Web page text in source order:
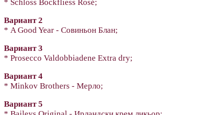
* Schloss Bockfliess Rosé;
Вариант 2
* A Good Year - Совиньон Блан;
Вариант 3
* Prosecco Valdobbiadene Extra dry;
Вариант 4
* Minkov Brothers - Мерло;
Вариант 5